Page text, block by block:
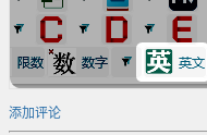
添加评论